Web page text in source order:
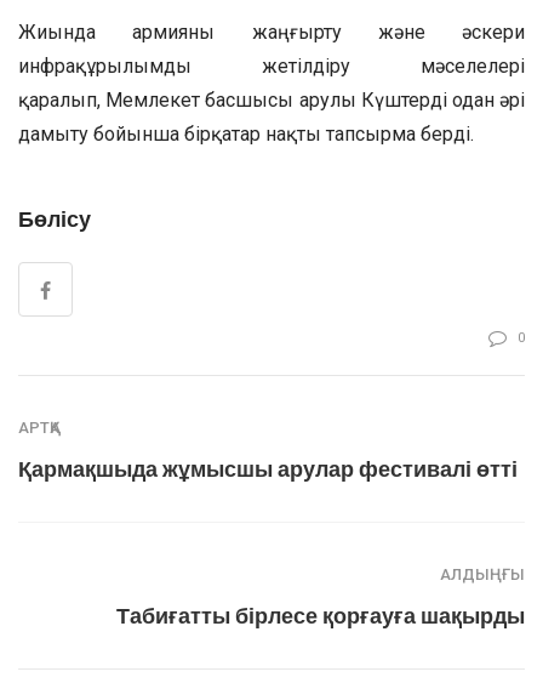
Жиында армияны жаңғырту және әскери
инфрақұрылымды жетілдіру мәселелері
қаралып, Мемлекет басшысы Қарулы Күштерді одан әрі
дамыту бойынша бірқатар нақты тапсырма берді.
Бөлісу
0
АРТҚА
Қармақшыда жұмысшы арулар фестивалі өтті
АЛДЫҢҒЫ
Табиғатты бірлесе қорғауға шақырды